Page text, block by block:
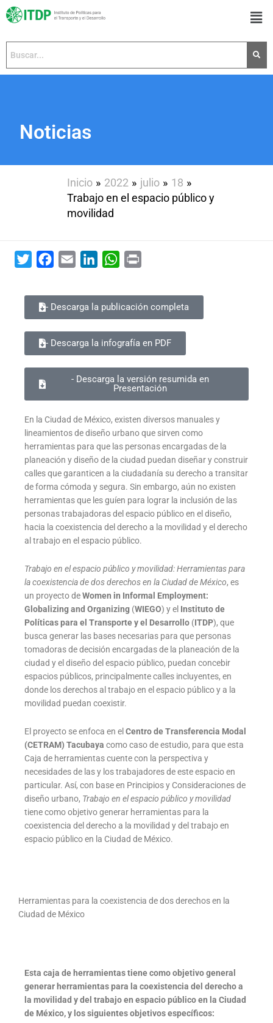
Noticias
Inicio 2022 julio
18
Trabajo en el espacio público y
movilidad
TwitterFacebook
Email LinkedInWhatsApp
- Descarga la publicación completa
- Descarga la infografía en PDF
- Descarga la versión resumida en
Presentación
En la Ciudad de México, existen diversos manuales y
lineamientos de diseño urbano que sirven como
herramientas para que las personas encargadas de la
planeación y diseño de la ciudad puedan diseñar y construir
calles que garanticen a la ciudadanía su derecho a transitar
de forma cómoda y segura. Sin embargo, aún no existen
herramientas que les guíen para lograr la inclusión de las
personas trabajadoras del espacio público en el diseño,
hacia la coexistencia del derecho a la movilidad y el derecho
al trabajo en el espacio público.
Trabajo en el espacio público y movilidad: Herramientas para
la coexistencia de dos derechos en la Ciudad de México, es
un proyecto deWomen in Informal Employment:
Globalizing and Organizing (WIEGO) y el Instituto de
Políticas para el Transporte y el Desarrollo (ITDP), que
busca generar las bases necesarias para que personas
tomadoras de decisión encargadas de la planeación de la
ciudad y el diseño del espacio público, puedan concebir
espacios públicos, principalmente calles incluyentes, en
donde los derechos al trabajo en el espacio público y a la
movilidad puedan coexistir.
El proyecto se enfoca en el Centro de Transferencia Modal
(CETRAM) Tacubaya como caso de estudio, para que esta
Caja de herramientas cuente con la perspectiva y
necesidades de las y los trabajadores de este espacio en
particular. Así, con base en Principios y Consideraciones de
diseño urbano, Trabajo en el espacio público y movilidad
tiene como objetivo generar herramientas para la
coexistencia del derecho a la movilidad y del trabajo en
espacio público en la Ciudad de México.
Herramientas para la coexistencia de dos derechos en la
Ciudad de México
Esta caja de herramientas tiene como objetivo general
generar herramientas para la coexistencia del derecho a
la movilidad y del trabajo en espacio público en la Ciudad
de México, y los siguientes objetivos específicos: